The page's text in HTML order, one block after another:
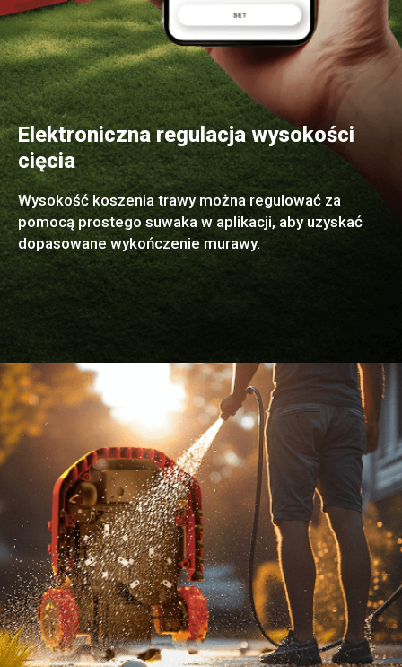
Elektroniczna regulacja wysokości
cięcia
Wysokość koszenia trawy można regulować za
pomocą prostego suwaka w aplikacji, aby uzyskać
dopasowane wykończenie murawy.